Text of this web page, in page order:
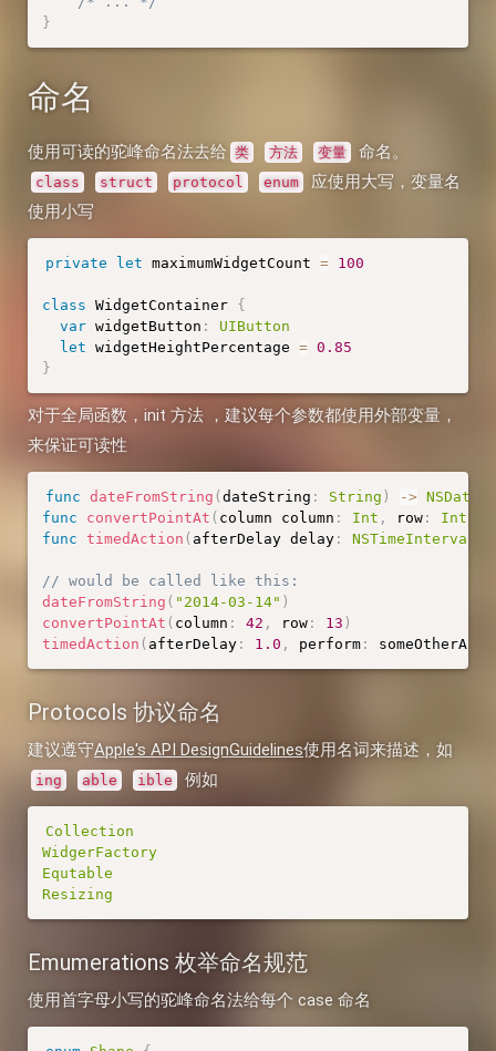
}
命名
使用可读的驼峰命名法去给 类 方法 变量 命名。
class struct protocol enum
应使用大写，变量名
使用小写
private let maximumWidgetCount = 100
class WidgetContainer {
var widgetButton :
UIButton
let widgetHeightPercentage = 0.85
}
对于全局函数，init 方法 ，建议每个参数都使用外部变量，
来保证可读性
func dateFromString ( dateString : String ) -> NSDate
func
convertPointAt ( column column : Int , row : Int
func timedAction ( afterDelay delay : NSTimeInterval
// would be called like this:
dateFromString ( "2014-03-14" )
convertPointAt ( column : 42 , row : 13 )
timedAction ( afterDelay : 1.0 , perform :
Protocols 协议命名
建议遵守Apple's API DesignGuidelines使用名词来描述，如
ing able ible 例如
Collection
WidgerFactory
Equtable
Resizing
Emumerations 枚举命名规范
使用首字母小写的驼峰命名法给每个 case 命名